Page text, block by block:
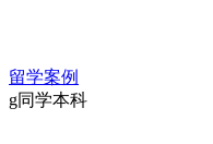
留学案例
g同学本科